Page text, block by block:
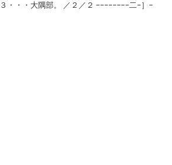
・・・大隅部。 ／２／２ −−−−−−−−二−］−